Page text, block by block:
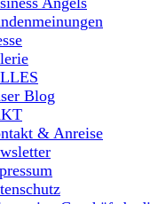
Blog
& Anreise